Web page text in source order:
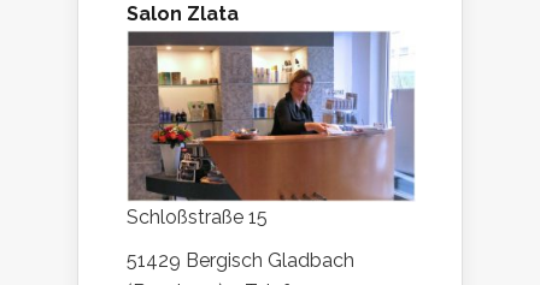
Salon Zlata
Schloßstraße 15
51429 Bergisch Gladbach